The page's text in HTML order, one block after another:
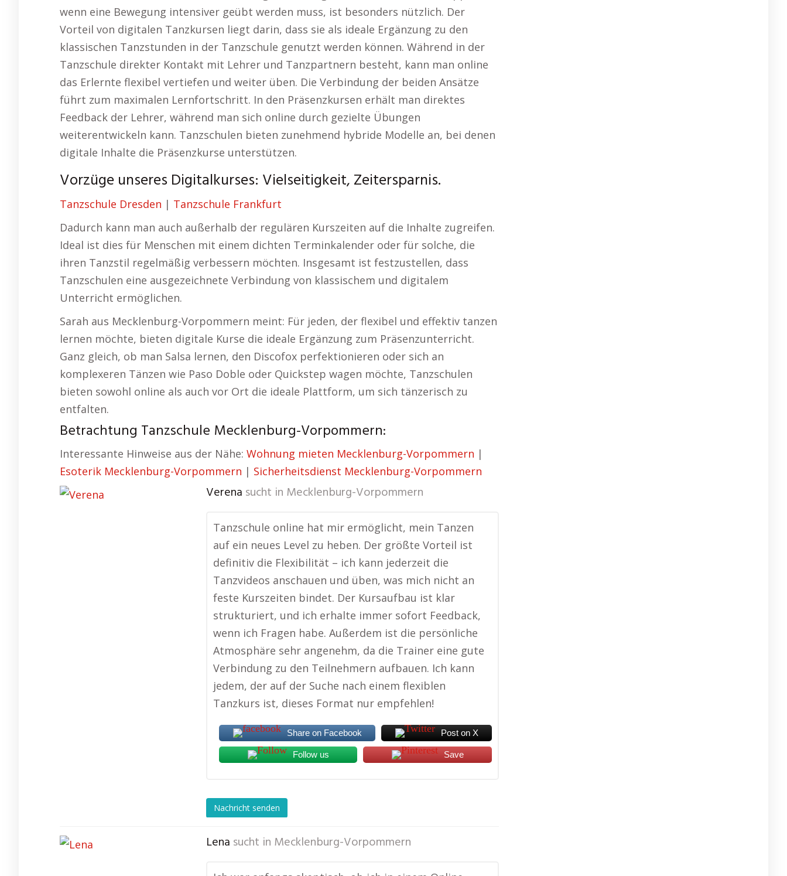
wenn eine Bewegung intensiver geübt werden muss, ist besonders nützlich. Der
Vorteil von digitalen Tanzkursen liegt darin, dass sie als ideale Ergänzung zu den
klassischen Tanzstunden in der Tanzschule genutzt werden können. Während in der
Tanzschule direkter Kontakt mit Lehrer und Tanzpartnern besteht, kann man online
das Erlernte flexibel vertiefen und weiter üben. Die Verbindung der beiden Ansätze
führt zum maximalen Lernfortschritt. In den Präsenzkursen erhält man direktes
Feedback der Lehrer, während man sich online durch gezielte Übungen
weiterentwickeln kann. Tanzschulen bieten zunehmend hybride Modelle an, bei denen
digitale Inhalte die Präsenzkurse unterstützen.
Vorzüge unseres Digitalkurses: Vielseitigkeit, Zeitersparnis.
Tanzschule Dresden | Tanzschule Frankfurt
Dadurch kann man auch außerhalb der regulären Kurszeiten auf die Inhalte zugreifen.
Ideal ist dies für Menschen mit einem dichten Terminkalender oder für solche, die
ihren Tanzstil regelmäßig verbessern möchten. Insgesamt ist festzustellen, dass
Tanzschulen eine ausgezeichnete Verbindung von klassischem und digitalem
Unterricht ermöglichen.
Sarah aus Mecklenburg-Vorpommern meint: Für jeden, der flexibel und effektiv tanzen
lernen möchte, bieten digitale Kurse die ideale Ergänzung zum Präsenzunterricht.
Ganz gleich, ob man Salsa lernen, den Discofox perfektionieren oder sich an
komplexeren Tänzen wie Paso Doble oder Quickstep wagen möchte, Tanzschulen
bieten sowohl online als auch vor Ort die ideale Plattform, um sich tänzerisch zu
entfalten.
Betrachtung Tanzschule Mecklenburg-Vorpommern:
Interessante Hinweise aus der Nähe: Wohnung mieten Mecklenburg-Vorpommern |
Esoterik Mecklenburg-Vorpommern | Sicherheitsdienst Mecklenburg-Vorpommern
Verena sucht in Mecklenburg-Vorpommern
Tanzschule online hat mir ermöglicht, mein Tanzen
auf ein neues Level zu heben. Der größte Vorteil ist
definitiv die Flexibilität – ich kann jederzeit die
Tanzvideos anschauen und üben, was mich nicht an
feste Kurszeiten bindet. Der Kursaufbau ist klar
strukturiert, und ich erhalte immer sofort Feedback,
wenn ich Fragen habe. Außerdem ist die persönliche
Atmosphäre sehr angenehm, da die Trainer eine gute
Verbindung zu den Teilnehmern aufbauen. Ich kann
jedem, der auf der Suche nach einem flexiblen
Tanzkurs ist, dieses Format nur empfehlen!
Share on Facebook Post on X
Follow us Save
Nachricht senden
Lena sucht in Mecklenburg-Vorpommern